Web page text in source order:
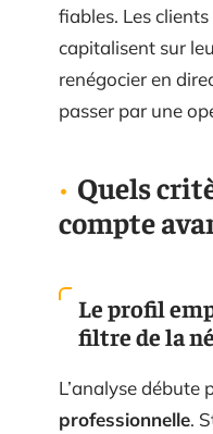
fiables. Les
capitalisent sur
renégocier en
passer par une
Quels
compte
Le profil
filtre de la
L’analyse débute
professionnelle.